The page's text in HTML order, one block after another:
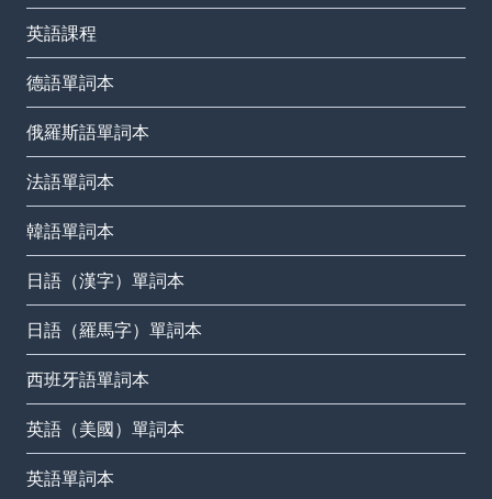
英語課程
德語單詞本
俄羅斯語單詞本
法語單詞本
韓語單詞本
日語（漢字）單詞本
日語（羅馬字）單詞本
西班牙語單詞本
英語（美國）單詞本
英語單詞本